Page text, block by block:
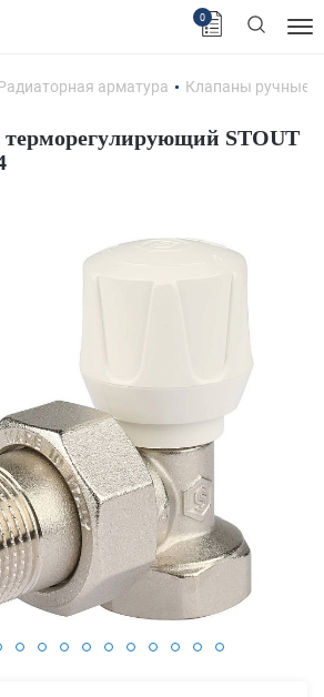
0
арматура Клапаны ручные
STOUT